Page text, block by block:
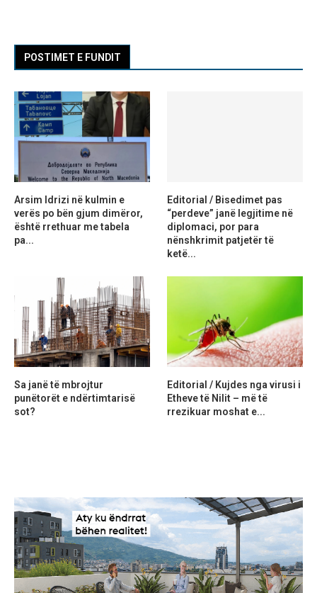
POSTIMET E FUNDIT
Arsim Idrizi në kulmin e
verës po bën gjum dimëror,
është rrethuar me tabela
pa...
Editorial / Bisedimet pas
“perdeve” janë legjitime në
diplomaci, por para
nënshkrimit patjetër të
ketë...
Sa janë të mbrojtur
punëtorët e ndërtimtarisë
sot?
Editorial / Kujdes nga virusi i
Etheve të Nilit – më të
rrezikuar moshat e...